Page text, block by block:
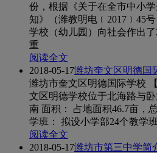
份，根据《关于在全市中小
知》（潍教明电﹝2017﹞45
学校（幼儿园）向社会作出
重
阅读全文
2018-05-17潍坊奎文区明德国
潍坊市奎文区明德国际学校
文区明德学校位于北海路与
南 面积： 占地面积46.7亩，
学班： 拟设小学部24个教学
阅读全文
2018-05-17潍坊市第三中学简